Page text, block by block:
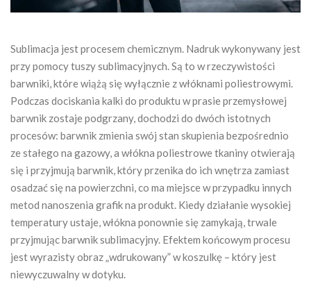
Sublimacja jest procesem chemicznym. Nadruk wykonywany jest
przy pomocy tuszy sublimacyjnych. Są to w rzeczywistości
barwniki, które wiążą się wyłącznie z włóknami poliestrowymi.
Podczas dociskania kalki do produktu w prasie przemysłowej
barwnik zostaje podgrzany, dochodzi do dwóch istotnych
procesów: barwnik zmienia swój stan skupienia bezpośrednio
ze stałego na gazowy, a włókna poliestrowe tkaniny otwierają
się i przyjmują barwnik, który przenika do ich wnętrza zamiast
osadzać się na powierzchni, co ma miejsce w przypadku innych
metod nanoszenia grafik na produkt. Kiedy działanie wysokiej
temperatury ustaje, włókna ponownie się zamykają, trwale
przyjmując barwnik sublimacyjny. Efektem końcowym procesu
jest wyrazisty obraz „wdrukowany” w koszulkę – który jest
niewyczuwalny w dotyku.